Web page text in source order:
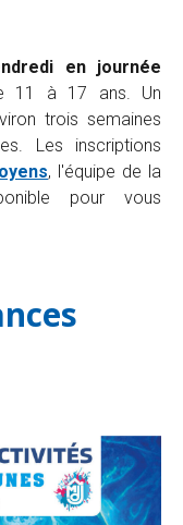
en journée
11 à 17 ans. Un
trois semaines
Les inscriptions
, l'équipe de la
pour vous